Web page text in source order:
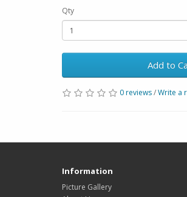
Qty
Add to
0 reviews/Write a
Information
Picture Gallery